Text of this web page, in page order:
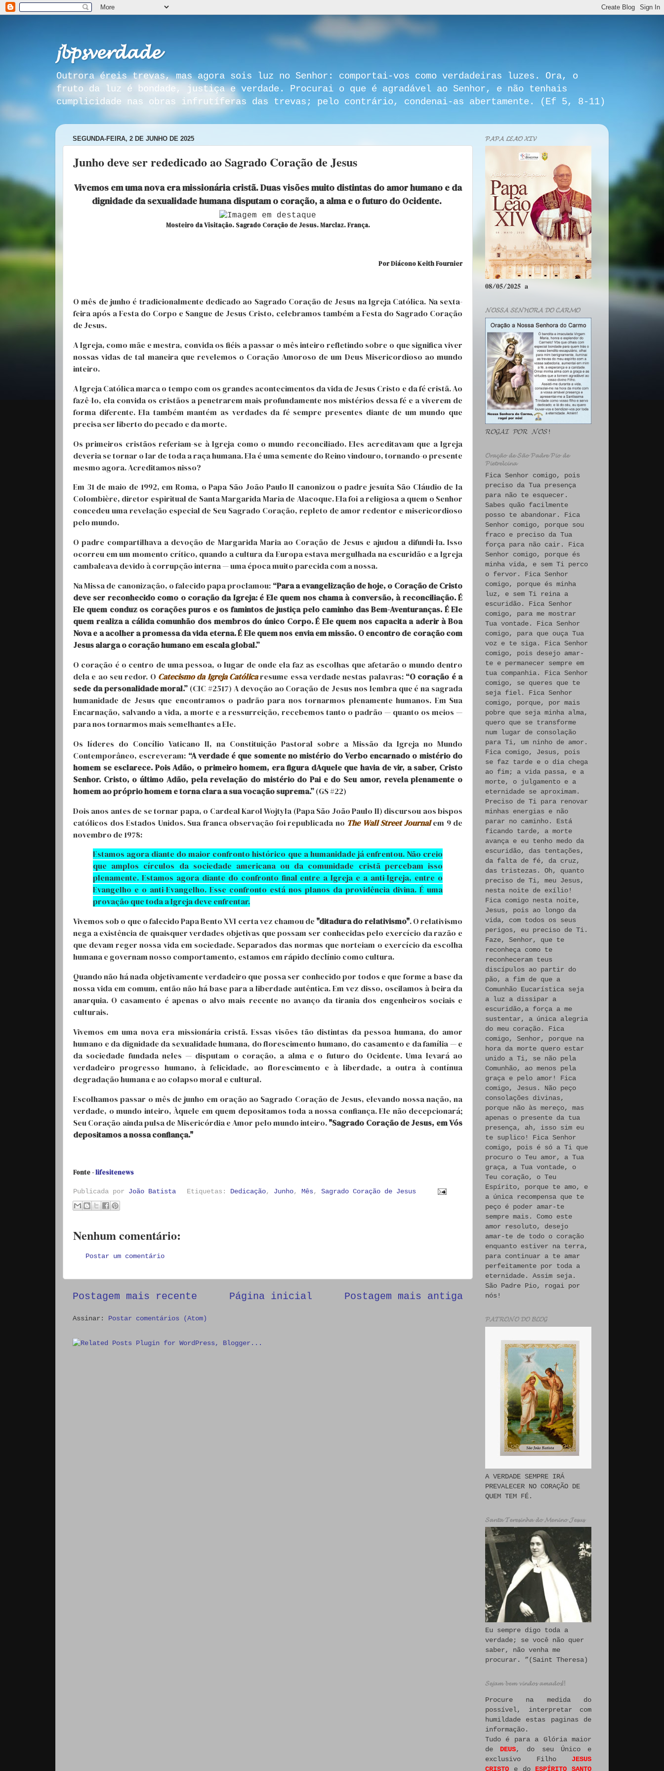
𝓳𝓫𝓹𝓼𝓿𝓮𝓻𝓭𝓪𝓭𝓮
Outrora éreis trevas, mas agora sois luz no Senhor: comportai-vos como verdadeiras luzes. Ora, o
fruto da luz é bondade, justiça e verdade. Procurai o que é agradável ao Senhor, e não tenhais
cumplicidade nas obras infrutíferas das trevas; pelo contrário, condenai-as abertamente. (Ef 5, 8-11)
SEGUNDA-FEIRA, 2 DE JUNHO DE 2025
Junho deve ser rededicado ao Sagrado Coração de Jesus
Vivemos em uma nova era missionária cristã. Duas visões muito distintas do amor humano e da
dignidade da sexualidade humana disputam o coração, a alma e o futuro do Ocidente.
Mosteiro da Visitação. Sagrado Coração de Jesus. Marclaz. França.
Por DiáconoKeithFournier
O mês de junho é tradicionalmente dedicado ao Sagrado Coração de Jesus na Igreja Católica. Na sexta-
feira após a Festa do Corpo e Sangue de Jesus Cristo, celebramos também a Festa do Sagrado Coração
de Jesus.
A Igreja, como mãe e mestra, convida os fiéis a passar o mês inteiro refletindo sobre o que significa viver
nossas vidas de tal maneira que revelemos o Coração Amoroso de um Deus Misericordioso ao mundo
inteiro.
A Igreja Católica marca o tempo com os grandes acontecimentos da vida de Jesus Cristo e da fé cristã. Ao
fazê-lo, ela convida os cristãos a penetrarem mais profundamente nos mistérios dessa fé e a viverem de
forma diferente. Ela também mantém as verdades da fé sempre presentes diante de um mundo que
precisa ser liberto do pecado e da morte.
Os primeiros cristãos referiam-se à Igreja como o mundo reconciliado. Eles acreditavam que a Igreja
deveria se tornar o lar de toda a raça humana. Ela é uma semente do Reino vindouro, tornando-o presente
mesmo agora. Acreditamos nisso?
Em 31 de maio de 1992, em Roma, o Papa São João Paulo II canonizou o padre jesuíta São Cláudio de la
Colombière, diretor espiritual de Santa Margarida Maria de Alacoque. Ela foi a religiosa a quem o Senhor
concedeu uma revelação especial de Seu Sagrado Coração, repleto de amor redentor e misericordioso
pelo mundo.
O padre compartilhava a devoção de Margarida Maria ao Coração de Jesus e ajudou a difundi-la. Isso
ocorreu em um momento crítico, quando a cultura da Europa estava mergulhada na escuridão e a Igreja
cambaleava devido à corrupção interna — uma época muito parecida com a nossa.
Na Missa de canonização, o falecido papa proclamou: “Para a evangelização de hoje, o Coração de Cristo
deve ser reconhecido como o coração da Igreja: é Ele quem nos chama à conversão, à reconciliação. É
Ele quem conduz os corações puros e os famintos de justiça pelo caminho das Bem-Aventuranças. É Ele
quem realiza a cálida comunhão dos membros do único Corpo. É Ele quem nos capacita a aderir à Boa
Nova e a acolher a promessa da vida eterna. É Ele quem nos envia em missão. O encontro de coração com
Jesus alarga o coração humano em escala global.”
O coração é o centro de uma pessoa, o lugar de onde ela faz as escolhas que afetarão o mundo dentro
dela e ao seu redor. O Catecismo da Igreja Católicaresume essa verdade nestas palavras: “O coração é a
sede da personalidade moral.” (CIC #2517) A devoção ao Coração de Jesus nos lembra que é na sagrada
humanidade de Jesus que encontramos o padrão para nos tornarmos plenamente humanos. Em Sua
Encarnação, salvando a vida, a morte e a ressurreição, recebemos tanto o padrão — quanto os meios —
para nos tornarmos mais semelhantes a Ele.
Os líderes do Concílio Vaticano II, na Constituição Pastoral sobre a Missão da Igreja no Mundo
Contemporâneo, escreveram: “A verdade é que somente no mistério do Verbo encarnado o mistério do
homem se esclarece. Pois Adão, o primeiro homem, era figura dAquele que havia de vir, a saber, Cristo
Senhor. Cristo, o último Adão, pela revelação do mistério do Pai e do Seu amor, revela plenamente o
homem ao próprio homem e torna clara a sua vocação suprema.”(GS #22)
Dois anos antes de se tornar papa, o Cardeal Karol Wojtyla (Papa São João Paulo II) discursou aos bispos
católicos dos Estados Unidos. Sua franca observação foi republicada no The Wall Street Journalem 9 de
novembro de 1978:
Estamos agora diante do maior confronto histórico que a humanidade já enfrentou. Não creio
que amplos círculos da sociedade americana ou da comunidade cristã percebam isso
plenamente. Estamos agora diante do confronto final entre a Igreja e a anti-Igreja, entre o
Evangelho e o anti-Evangelho. Esse confronto está nos planos da providência divina. É uma
provação que toda a Igreja deve enfrentar.
Vivemos sob o que o falecido Papa Bento XVI certa vez chamou de "ditadura do relativismo". O relativismo
nega a existência de quaisquer verdades objetivas que possam ser conhecidas pelo exercício da razão e
que devam reger nossa vida em sociedade. Separados das normas que norteiam o exercício da escolha
humana e governam nosso comportamento, estamos em rápido declínio como cultura.
Quando não há nada objetivamente verdadeiro que possa ser conhecido por todos e que forme a base da
nossa vida em comum, então não há base para a liberdade autêntica. Em vez disso, oscilamos à beira da
anarquia. O casamento é apenas o alvo mais recente no avanço da tirania dos engenheiros sociais e
culturais.
Vivemos em uma nova era missionária cristã. Essas visões tão distintas da pessoa humana, do amor
humano e da dignidade da sexualidade humana, do florescimento humano, do casamento e da família — e
da sociedade fundada neles — disputam o coração, a alma e o futuro do Ocidente. Uma levará ao
verdadeiro progresso humano, à felicidade, ao florescimento e à liberdade, a outra à contínua
degradação humana e ao colapso moral e cultural.
Escolhamos passar o mês de junho em oração ao Sagrado Coração de Jesus, elevando nossa nação, na
verdade, o mundo inteiro, Àquele em quem depositamos toda a nossa confiança. Ele não decepcionará;
Seu Coração ainda pulsa de Misericórdia e Amor pelo mundo inteiro."Sagrado Coração de Jesus, em Vós
depositamos a nossa confiança."
Fonte -lifesitenews
Publicada por João Batista Etiquetas: Dedicação, Junho,Mês,Sagrado Coração de Jesus
Nenhum comentário:
Postar um comentário
Postagem mais recente Postagem mais antiga
Página inicial
Assinar: Postar comentários (Atom)
𝓟𝓐𝓟𝓐 𝓛𝓔𝓐̃𝓞 𝓧𝓘𝓥
𝟎𝟖/𝟎𝟓/𝟐𝟎𝟐𝟓 𝐚
𝓝𝓞𝓢𝓢𝓐 𝓢𝓔𝓝𝓗𝓞𝓡𝓐 𝓓𝓞 𝓒𝓐𝓡𝓜𝓞
𝓡𝓞𝓖𝓐𝓘 𝓟𝓞𝓡 𝓝𝓞́𝓢!
𝓞𝓻𝓪𝓬̧𝓪̃𝓸 𝓭𝓮 𝓢𝓪̃𝓸 𝓟𝓪𝓭𝓻𝓮 𝓟𝓲𝓸 𝓭𝓮
𝓟𝓲𝓮𝓽𝓻𝓮𝓵𝓬𝓲𝓷𝓪
Fica Senhor comigo, pois
preciso da Tua presença
para não te esquecer.
Sabes quão facilmente
posso te abandonar. Fica
Senhor comigo, porque sou
fraco e preciso da Tua
força para não cair. Fica
Senhor comigo, porque és
minha vida, e sem Ti perco
o fervor. Fica Senhor
comigo, porque és minha
luz, e sem Ti reina a
escuridão. Fica Senhor
comigo, para me mostrar
Tua vontade. Fica Senhor
comigo, para que ouça Tua
voz e te siga. Fica Senhor
comigo, pois desejo amar-
te e permanecer sempre em
tua companhia. Fica Senhor
comigo, se queres que te
seja fiel. Fica Senhor
comigo, porque, por mais
pobre que seja minha alma,
quero que se transforme
num lugar de consolação
para Ti, um ninho de amor.
Fica comigo, Jesus, pois
se faz tarde e o dia chega
ao fim; a vida passa, e a
morte, o julgamento e a
eternidade se aproximam.
Preciso de Ti para renovar
minhas energias e não
parar no caminho. Está
ficando tarde, a morte
avança e eu tenho medo da
escuridão, das tentações,
da falta de fé, da cruz,
das tristezas. Oh, quanto
preciso de Ti, meu Jesus,
nesta noite de exílio!
Fica comigo nesta noite,
Jesus, pois ao longo da
vida, com todos os seus
perigos, eu preciso de Ti.
Faze, Senhor, que te
reconheça como te
reconheceram teus
discípulos ao partir do
pão, a fim de que a
Comunhão Eucarística seja
a luz a dissipar a
escuridão,a força a me
sustentar, a única alegria
do meu coração. Fica
comigo, Senhor, porque na
hora da morte quero estar
unido a Ti, se não pela
Comunhão, ao menos pela
graça e pelo amor! Fica
comigo, Jesus. Não peço
consolações divinas,
porque não às mereço, mas
apenas o presente da tua
presença, ah, isso sim eu
te suplico! Fica Senhor
comigo, pois é só a Ti que
procuro o Teu amor, a Tua
graça, a Tua vontade, o
Teu coração, o Teu
Espírito, porque te amo, e
a única recompensa que te
peço é poder amar-te
sempre mais. Como este
amor resoluto, desejo
amar-te de todo o coração
enquanto estiver na terra,
para continuar a te amar
perfeitamente por toda a
eternidade. Assim seja.
São Padre Pio, rogai por
nós!
𝓟𝓐𝓣𝓡𝓞𝓝𝓞 𝓓𝓞 𝓑𝓛𝓞𝓖
A VERDADE SEMPRE IRÁ
PREVALECER NO CORAÇÃO DE
QUEM TEM FÉ.
𝓢𝓪𝓷𝓽𝓪 𝓣𝓮𝓻𝓮𝓼𝓲𝓷𝓱𝓪 𝓭𝓸 𝓜𝓮𝓷𝓲𝓷𝓸 𝓙𝓮𝓼𝓾𝓼
Eu sempre digo toda a
verdade; se você não quer
saber, não venha me
procurar. ”(Saint Theresa)
𝓢𝓮𝓳𝓪𝓶 𝓫𝓮𝓶 𝓿𝓲𝓷𝓭𝓸𝓼 𝓪𝓶𝓪𝓭𝓸𝓼!!
Procure na medida do
possível, interpretar com
humildade estas paginas de
informação.
Tudo é para a Glória maior
de DEUS, do seu Único e
exclusivo Filho JESUS
CRISTO e do ESPÍRITO SANTO